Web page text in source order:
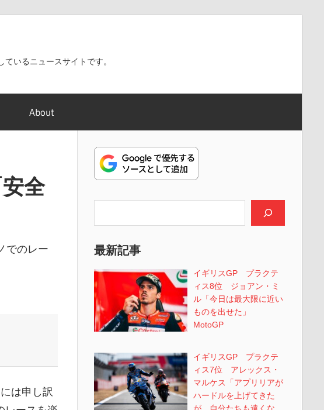
いるニュースサイトです。
About
全
でのレー
は申し訳
最新記事
イギリスGP プラクテ
ィス8位 ジョアン・ミ
ル「今日は最大限に近い
ものを出せた」
MotoGP
イギリスGP プラクテ
ィス7位 アレックス・
マルケス「アプリリアが
ハードルを上げてきた
が、自分たちも遠くな